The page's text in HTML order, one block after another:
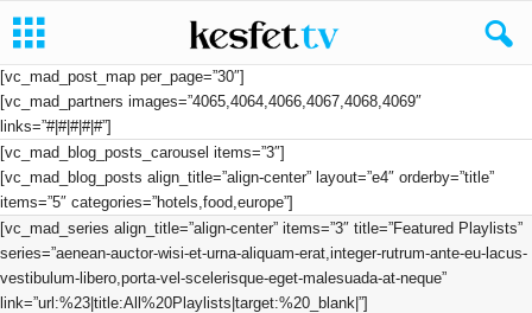
[vc_mad_post_map per_page=”30″]
[vc_mad_partners images=”4065,4064,4066,4067,4068,4069″
links=”#|#|#|#|#”]
[vc_mad_blog_posts_carousel items=”3″]
[vc_mad_blog_posts align_title=”align-center” layout=”e4″ orderby=”title”
items=”5″ categories=”hotels,food,europe”]
[vc_mad_series align_title=”align-center” items=”3″ title=”Featured Playlists”
series=”aenean-auctor-wisi-et-urna-aliquam-erat,integer-rutrum-ante-eu-lacus-
vestibulum-libero,porta-vel-scelerisque-eget-malesuada-at-neque”
link=”url:%23|title:All%20Playlists|target:%20_blank|”]